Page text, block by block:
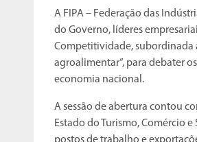
A FIPA – Federação das
do Governo, líderes
Competitividade, subordinada
agroalimentar”, para debater
economia nacional.
A sessão de abertura contou
Estado do Turismo, Comércio
postos de trabalho e